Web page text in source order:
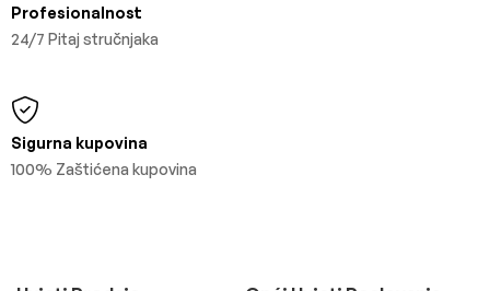
Profesionalnost
24/7 Pitaj stručnjaka
Sigurna kupovina
100% Zaštićena kupovina